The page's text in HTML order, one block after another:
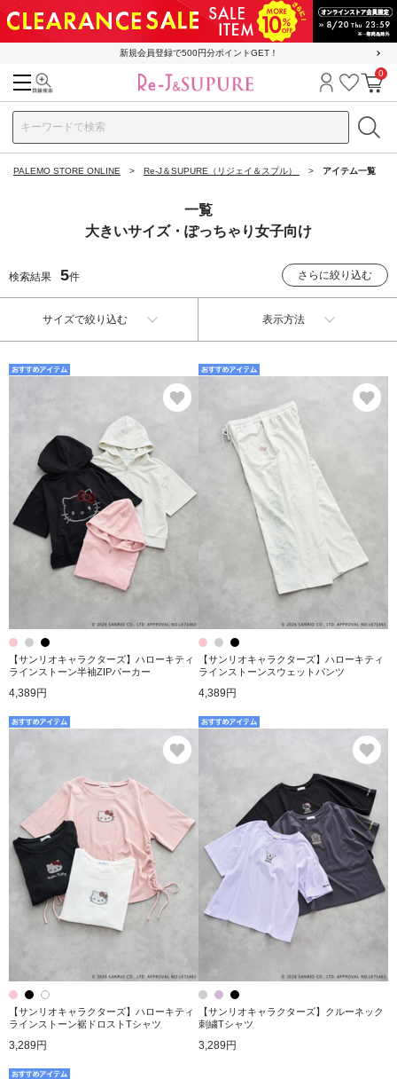
新規会員登録で500円分ポイントGET！
ログイン
お気に
カ
0
PALEMO STORE ONLINE Re-J＆SUPURE（リジェイ＆スプル） アイテム一覧
一覧
大きいサイズ・ぽっちゃり女子向け
検索結果 5件 さらに絞り込む
サイズで絞り込む 表示方法
【サンリオキャラクターズ】ハローキティ
ラインストーン半袖ZIPパーカー
4,389円
【サンリオキャラクターズ】ハローキティ
ラインストーンスウェットパンツ
4,389円
【サンリオキャラクターズ】ハローキティ
ラインストーン裾ドロストTシャツ
3,289円
【サンリオキャラクターズ】クルーネック
刺繍Tシャツ
3,289円